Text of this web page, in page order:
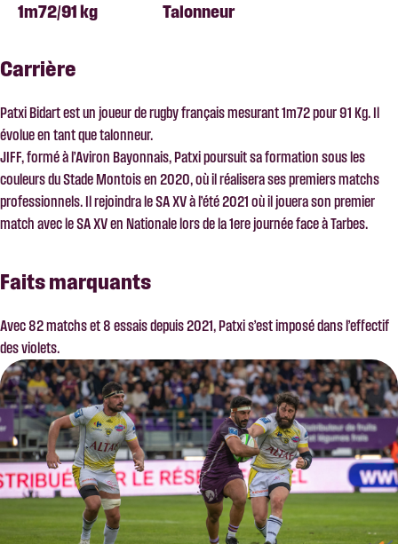
1m72/91 kg Talonneur
Carrière
Patxi Bidart est un joueur de rugby français mesurant 1m72 pour 91 Kg. Il
évolue en tant que talonneur.
JIFF, formé à l’Aviron Bayonnais, Patxi poursuit sa formation sous les
couleurs du Stade Montois en 2020, où il réalisera ses premiers matchs
professionnels. Il rejoindra le SA XV à l’été 2021 où il jouera son premier
match avec le SA XV en Nationale lors de la 1ere journée face à Tarbes.
Faits marquants
Avec 82 matchs et 8 essais depuis 2021, Patxi s’est imposé dans l’effectif
des violets.